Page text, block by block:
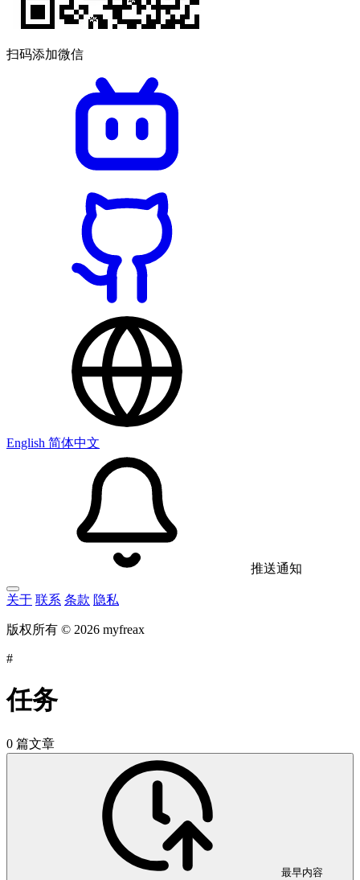
扫码添加微信
English 简体中文
推送通知
关于 联系 条款 隐私
版权所有 © 2026 myfreax
#
任务
0 篇文章
最早内容